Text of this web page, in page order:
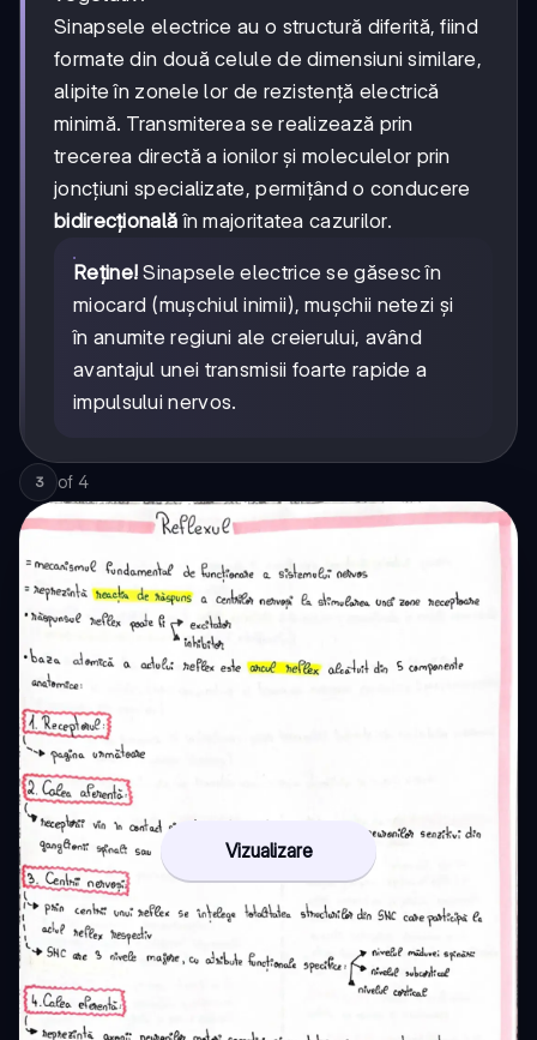
Sinapsele electrice au o structură diferită, fiind
formate din două celule de dimensiuni similare,
alipite în zonele lor de rezistență electrică
minimă. Transmiterea se realizează prin
trecerea directă a ionilor și moleculelor prin
joncțiuni specializate, permițând o conducere
bidirecțională în majoritatea cazurilor.
Reține! Sinapsele electrice se găsesc în
miocard (mușchiul inimii), mușchii netezi și
în anumite regiuni ale creierului, având
avantajul unei transmisii foarte rapide a
impulsului nervos.
3 of 4
Vizualizare